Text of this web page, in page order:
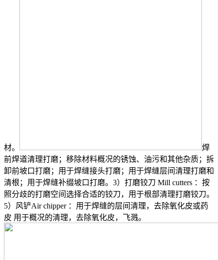
材。
焊
前焊道清理打磨；移除材料概况的锈蚀、油污和其他杂质；拆
卸前坡口打磨；用于焊缝接头打磨；用于焊缝层间清理打磨和
清根；用于焊缝补缀坡口打磨。3）打磨铰刀 Mill cutters ：按
照分歧的打磨空间选择合适的铰刀，用于根部清理打磨铰刀。
5）风铲Air chipper ：用于焊缝的层间清理，去除氧化皮或药
皮 用于概况的清理，去除氧化皮，飞溅。